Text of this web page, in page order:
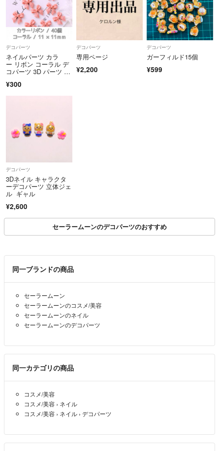
::::::::::୨୧::::::::::୨୧::::::::::୨୧:::::::::::
最後まで読んでいただき
ありがとうございます❣︎
スムーズで気持ちのいい
デコパーツ
ネイルパーツ カラ
ー リボン コーラル デ
コパーツ 3D パーツ 40
¥300
デコパーツ
専用ページ
¥2,200
デコパーツ
ガーフィルド15個
¥599
デコパーツ
3Dネイル キャラクタ
ーデコパーツ 立体ジェ
ル ギャル
¥2,600
セーラームーンのデコパーツのおすすめ
同一ブランドの商品
セーラームーン
セーラームーンのコスメ/美容
セーラームーンのネイル
セーラームーンのデコパーツ
同一カテゴリの商品
コスメ/美容
コスメ/美容 › ネイル
コスメ/美容 › ネイル › デコパーツ